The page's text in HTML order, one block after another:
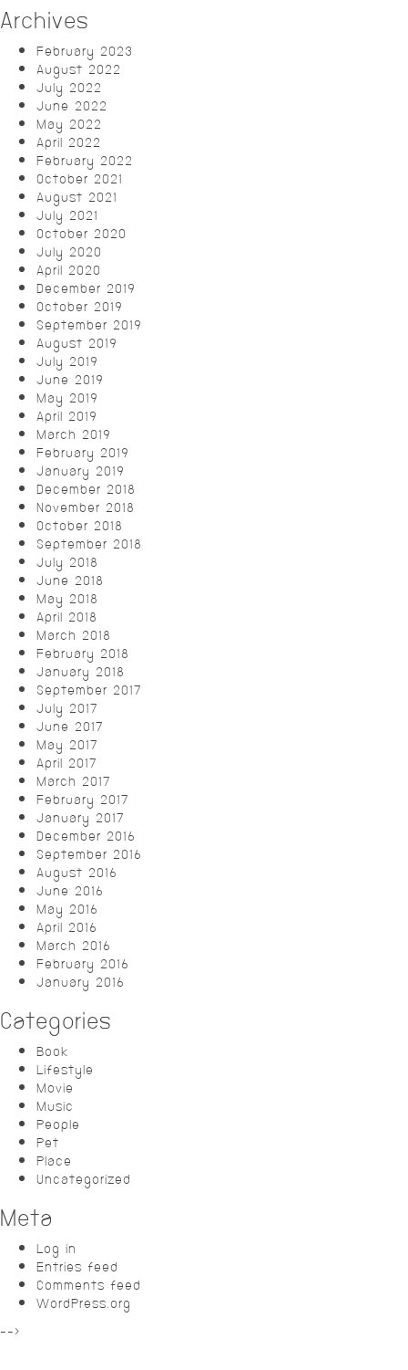
Archives
February 2023
August 2022
July 2022
June 2022
May 2022
April 2022
February 2022
October 2021
August 2021
July 2021
October 2020
July 2020
April 2020
December 2019
October 2019
September 2019
August 2019
July 2019
June 2019
May 2019
April 2019
March 2019
February 2019
January 2019
December 2018
November 2018
October 2018
September 2018
July 2018
June 2018
May 2018
April 2018
March 2018
February 2018
January 2018
September 2017
July 2017
June 2017
May 2017
April 2017
March 2017
February 2017
January 2017
December 2016
September 2016
August 2016
June 2016
May 2016
April 2016
March 2016
February 2016
January 2016
Categories
Book
Lifestyle
Movie
Music
People
Pet
Place
Uncategorized
Meta
Log in
Entries feed
Comments feed
WordPress.org
-->